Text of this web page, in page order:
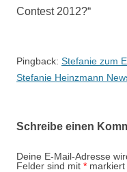
Contest 2012?“
Pingback: Stefanie zum
Stefanie Heinzmann
Schreibe einen
Deine E-Mail-Adresse
Felder sind mit * markiert